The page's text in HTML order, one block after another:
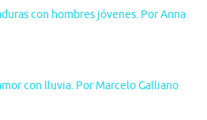
con hombres jóvenes. Por Anna
con lluvia. Por Marcelo Galliano